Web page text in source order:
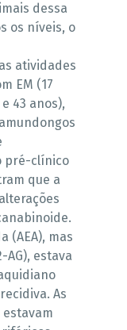
dessa
os níveis, o
atividades
EM (17
43 anos),
pré-clínico
que a
(AEA), mas
estava
As
estavam